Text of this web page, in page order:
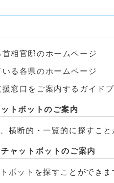
相官邸のホームページ
る各県のホームページ
窓口をご案内するガイドブ
トボットのご案内
横断的・一覧的に探すこと
ャットボットのご案内
ボットを探すことができま